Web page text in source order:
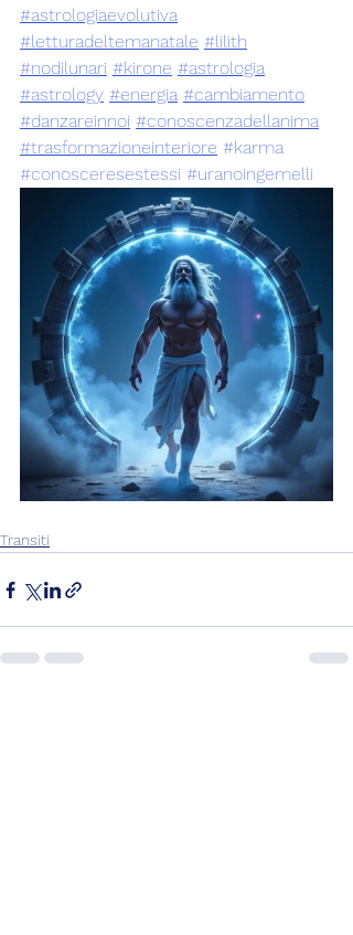
#astrologiaevolutiva
#letturadeltemanatale #lilith
#nodilunari #kirone #astrologia
#astrology #energia #cambiamento
#danzareinnoi #conoscenzadellanima
#trasformazioneinteriore #karma
#conosceresestessi #uranoingemelli
Transiti